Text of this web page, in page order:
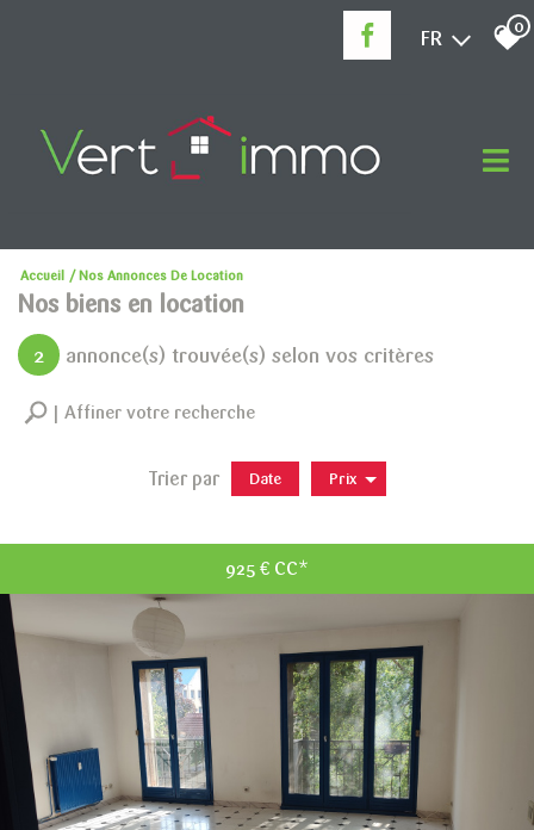
FR 0
Accueil Nos Annonces De Location
Nos biens en location
2 annonce(s) trouvée(s) selon vos critères
Affiner votre recherche
RECHERCHER
+ de critères
Trier par Date Prix
925 € CC*